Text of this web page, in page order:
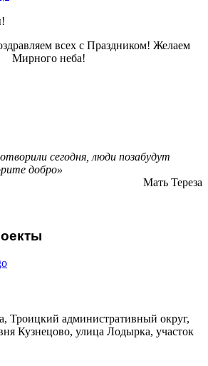
всех c Праздником! Желаем
Мирного неба!
сегодня, люди позабудут
добро»
Мать Тереза
Троицкий административный округ,
Кузнецово, улица Лодырка, участок